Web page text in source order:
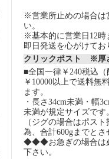
※営業所止めの場合は
い。
※基本的に営業日12時
即日発送を心がけてお
クリックポスト ※厚
■全国一律￥240税込（
￥10000以上で送料無
ます。
・長さ34cm未満・幅
未満が規定サイズです
（ジグの場合はポス
為、合計600gまでとさ
◆◆◆お急ぎの場合は
下さい。